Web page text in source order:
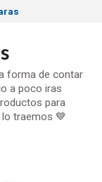
forma de contar
a poco iras
para
traemos 💙